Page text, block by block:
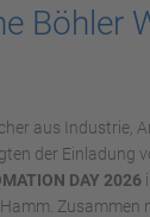
Böhler
aus Industrie,
der Einladung
DAY 2026
Zusammen